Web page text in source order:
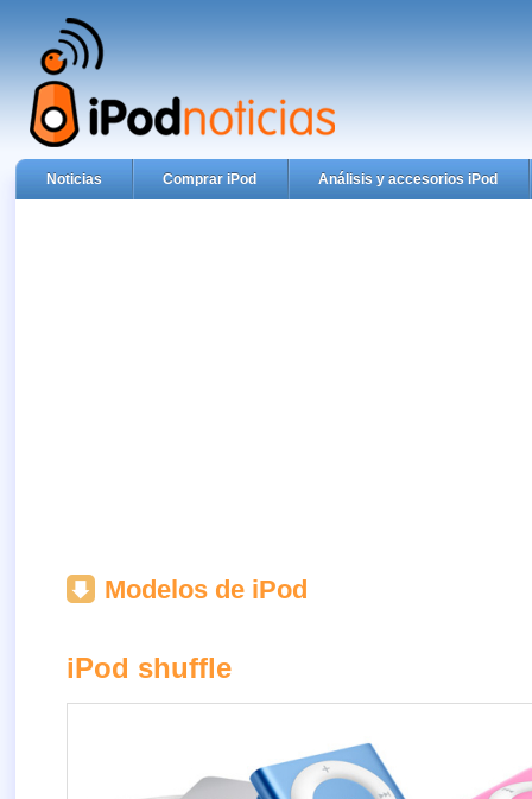
Noticias Comprar iPod Análisis y accesorios iPod
Modelos de iPod
iPod shuffle